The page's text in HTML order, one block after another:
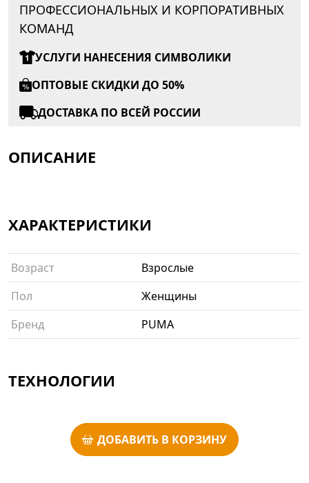
ПРОФЕССИОНАЛЬНЫХ И КОРПОРАТИВНЫХ
КОМАНД
УСЛУГИ НАНЕСЕНИЯ СИМВОЛИКИ
ОПТОВЫЕ СКИДКИ ДО 50%
ДОСТАВКА ПО ВСЕЙ РОССИИ
ОПИСАНИЕ
ХАРАКТЕРИСТИКИ
Возраст
Взрослые
Пол
Женщины
Бренд
PUMA
ТЕХНОЛОГИИ
ДОБАВИТЬ В КОРЗИНУ